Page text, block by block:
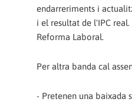
endarreriments i
i el resultat de l'IPC
Reforma Laboral.
Per altra banda cal
- Pretenen una baixada